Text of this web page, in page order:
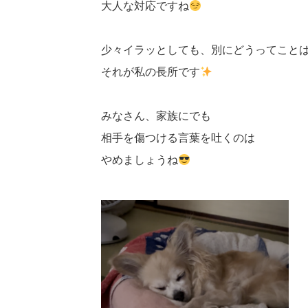
大人な対応ですね
少々イラッとしても、別にどうってこと
それが私の長所です
みなさん、家族にでも
相手を傷つける言葉を吐くのは
やめましょうね